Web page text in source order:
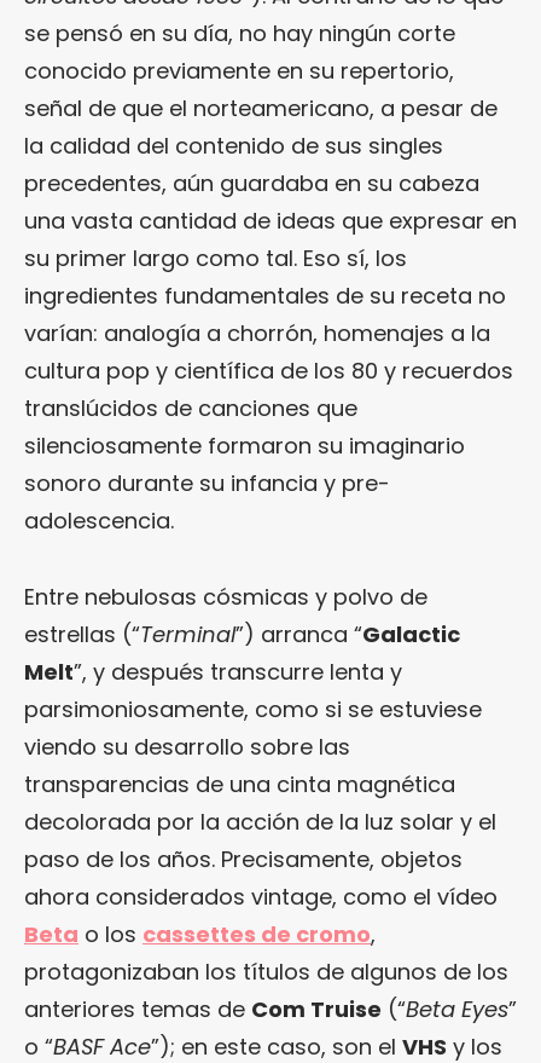
se pensó en su día, no hay ningún corte
conocido previamente en su repertorio,
señal de que el norteamericano, a pesar de
la calidad del contenido de sus singles
precedentes, aún guardaba en su cabeza
una vasta cantidad de ideas que expresar en
su primer largo como tal. Eso sí, los
ingredientes fundamentales de su receta no
varían: analogía a chorrón, homenajes a la
cultura pop y científica de los 80 y recuerdos
translúcidos de canciones que
silenciosamente formaron su imaginario
sonoro durante su infancia y pre-
adolescencia.
Entre nebulosas cósmicas y polvo de
estrellas (“Terminal”) arranca “Galactic
Melt”, y después transcurre lenta y
parsimoniosamente, como si se estuviese
viendo su desarrollo sobre las
transparencias de una cinta magnética
decolorada por la acción de la luz solar y el
paso de los años. Precisamente, objetos
ahora considerados vintage, como el vídeo
Beta o los cassettes de cromo,
protagonizaban los títulos de algunos de los
anteriores temas de Com Truise (“Beta Eyes”
o “BASF Ace”); en este caso, son el VHS y los